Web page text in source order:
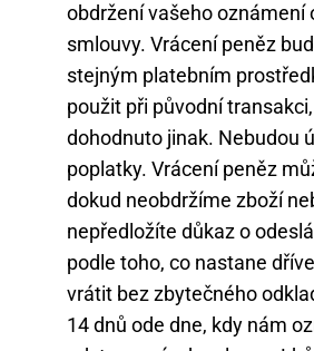
obdržení vašeho oznámení
smlouvy. Vrácení peněz
stejným platebním
použit při původní
dohodnuto jinak. Nebudou
poplatky. Vrácení peněz
dokud neobdržíme zboží
nepředložíte důkaz o
podle toho, co nastane
vrátit bez zbytečného
14 dnů ode dne, kdy nám